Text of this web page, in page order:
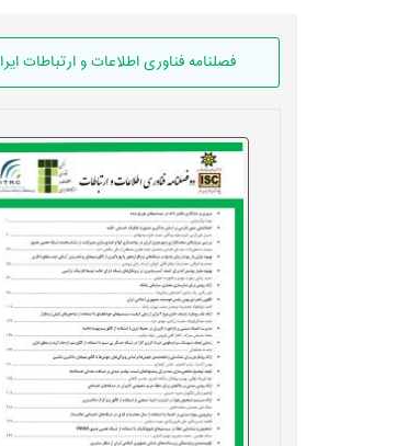
فصلنامه فناوری اطلاعات و ارتباطات